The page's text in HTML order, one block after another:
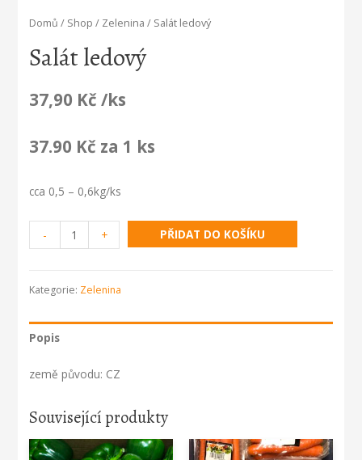
Domů / Shop / Zelenina / Salát ledový
Salát ledový
37,90 Kč /ks
37.90 Kč za 1 ks
cca 0,5 – 0,6kg/ks
-
ledový
+ PŘIDAT DO KOŠÍKU
Kategorie: Zelenina
Popis
země původu: CZ
Související produkty